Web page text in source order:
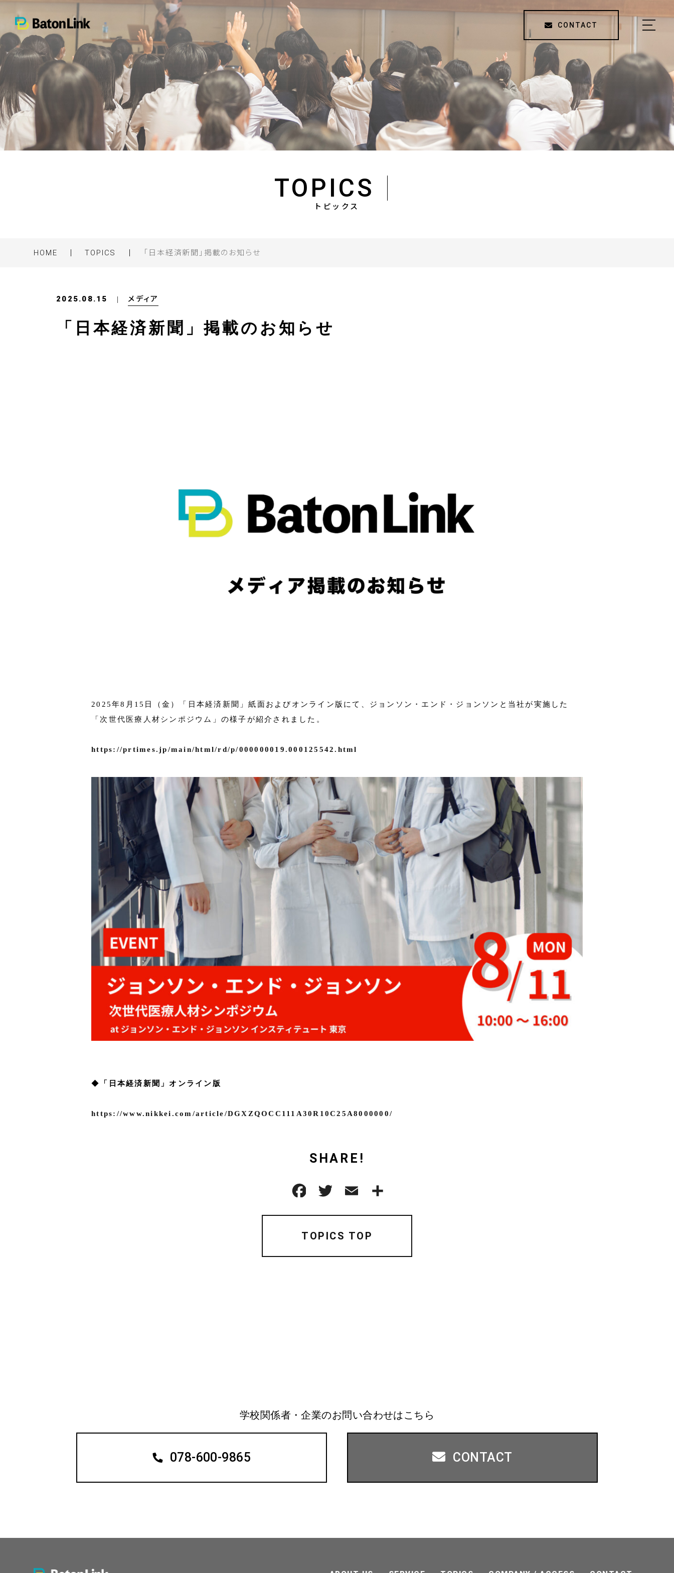
CONTACT
TOPICS
トピックス
HOME TOPICS 「日本経済新聞」掲載のお知らせ
2025.08.15 メディア
「日本経済新聞」掲載のお知らせ
2025年8月15日（金）「日本経済新聞」紙面およびオンライン版にて、ジョンソン・エンド・ジョンソンと当社が実施した
「 次世代医療人材シンポジウム 」の様子が紹介されました。
https://prtimes.jp/main/html/rd/p/000000019.000125542.html
◆ 「日本経済新聞」オンライン版
https://www.nikkei.com/article/DGXZQOCC111A30R10C25A8000000/
SHARE!
TOPICS TOP
学校関係者・企業のお問い合わせはこちら
078-600-9865 CONTACT
HOME
ABOUT US
SERVICE
TOPICS